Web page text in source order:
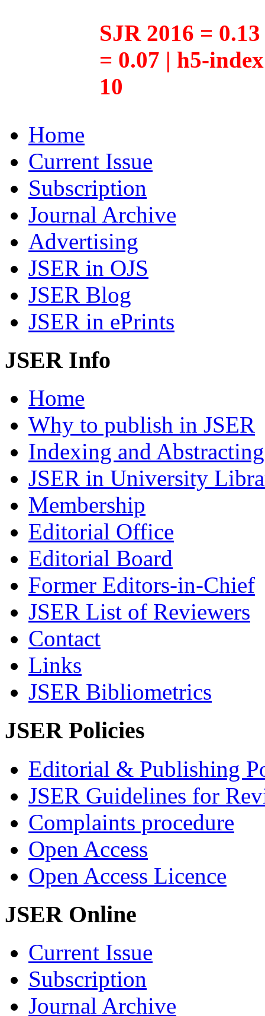
SJR 2016 =
= 0.07 | h5-
10
Home
Current Issue
Subscription
Journal Archive
Advertising
JSER in OJS
JSER Blog
JSER in ePrints
JSER Info
Home
Why to publish in JSER
Indexing and Abstracting
JSER in University
Membership
Editorial Office
Editorial Board
Former Editors-in-Chief
JSER List of Reviewers
Contact
Links
JSER Bibliometrics
JSER Policies
Editorial & Publishing
JSER Guidelines for
Complaints procedure
Open Access
Open Access Licence
JSER Online
Current Issue
Subscription
Journal Archive